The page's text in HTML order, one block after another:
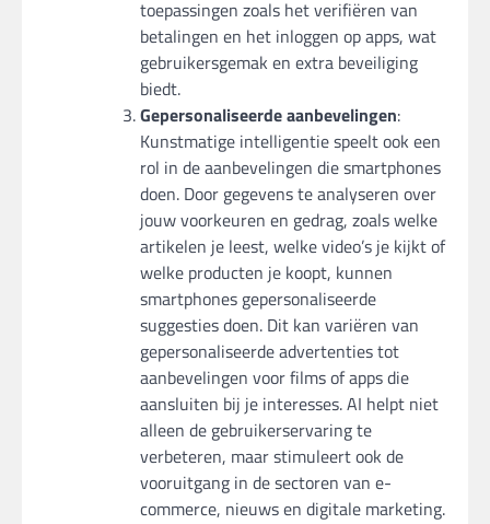
toepassingen zoals het verifiëren van
betalingen en het inloggen op apps, wat
gebruikersgemak en extra beveiliging
biedt.
Gepersonaliseerde aanbevelingen:
Kunstmatige intelligentie speelt ook een
rol in de aanbevelingen die smartphones
doen. Door gegevens te analyseren over
jouw voorkeuren en gedrag, zoals welke
artikelen je leest, welke video’s je kijkt of
welke producten je koopt, kunnen
smartphones gepersonaliseerde
suggesties doen. Dit kan variëren van
gepersonaliseerde advertenties tot
aanbevelingen voor films of apps die
aansluiten bij je interesses. AI helpt niet
alleen de gebruikerservaring te
verbeteren, maar stimuleert ook de
vooruitgang in de sectoren van e-
commerce, nieuws en digitale marketing.